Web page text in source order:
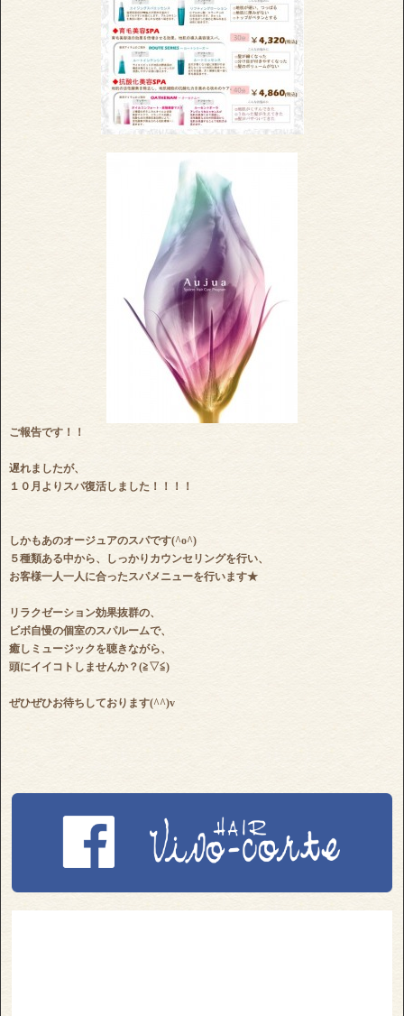
ご報告です！！
遅れましたが、
１０月よりスパ復活しました！！！！
しかもあのオージュアのスパです(^o^)
５種類ある中から、しっかりカウンセリングを行い、
お客様一人一人に合ったスパメニューを行います★
リラクゼーション効果抜群の、
ビボ自慢の個室のスパルームで、
癒しミュージックを聴きながら、
頭にイイコトしませんか？(≧▽≦)
ぜひぜひお待ちしております(^^)v